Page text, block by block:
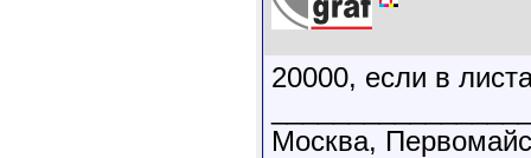
20000, если в
Москва,